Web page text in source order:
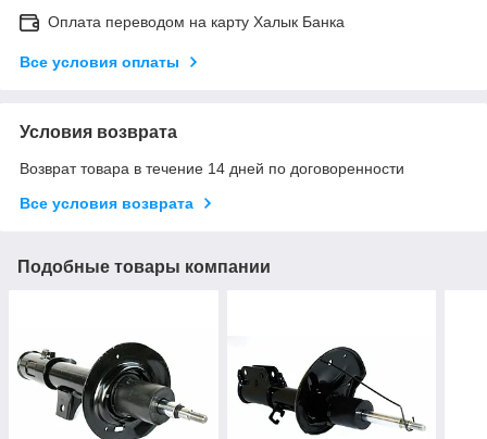
Оплата переводом на карту Халык Банка
Все условия оплаты
Условия возврата
Возврат товара в течение 14 дней по договоренности
Все условия возврата
Подобные товары компании